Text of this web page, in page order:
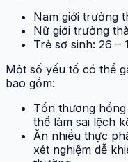
Nam giới trưởng
Nữ giới trưởng
Trẻ sơ sinh: 26 –
Một số yếu tố có thể
bao gồm:
Tổn thương
thể làm sai lệch
Ăn nhiều thực
xét nghiệm dễ